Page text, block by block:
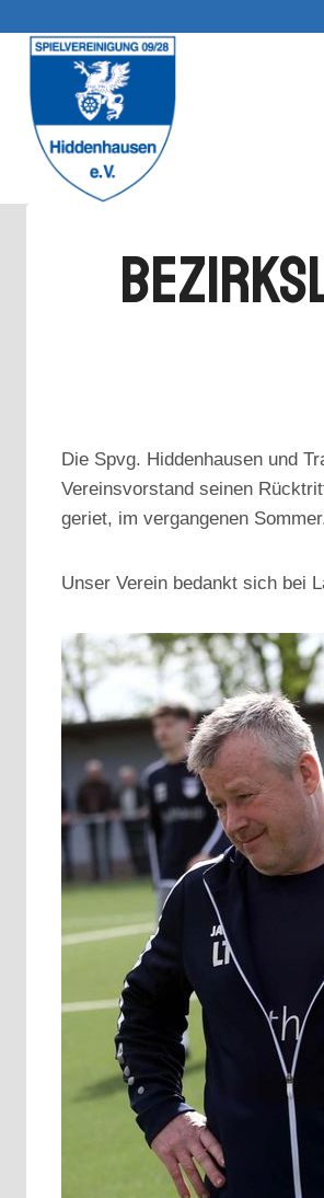
Inhalt
Die Spvg. Hiddenhausen und
Vereinsvorstand seinen
geriet, im vergangenen
Unser Verein bedankt sich bei